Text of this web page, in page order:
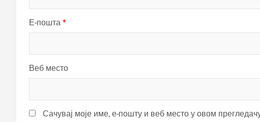
Е-пошта *
Веб место
Сачувај моје име, е-пошту и веб место у овом